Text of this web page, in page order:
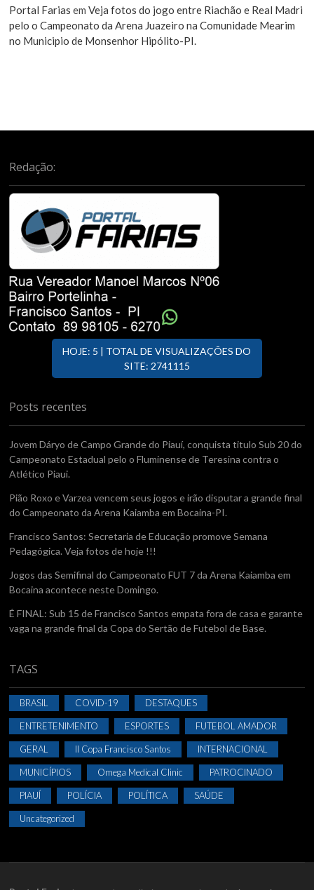
Portal Farias emVeja fotos do jogo entre Riachão e Real Madri
pelo o Campeonato da Arena Juazeiro na Comunidade Mearim
no Municipio de Monsenhor Hipólito-PI.
Redação:
HOJE: 5 | TOTAL DE VISUALIZAÇÕES DO
SITE: 2741115
Posts recentes
Jovem Dáryo de Campo Grande do Piauí, conquista titulo Sub 20 do
Campeonato Estadual pelo o Fluminense de Teresina contra o
Atlético Piaui.
Pião Roxo e Varzea vencem seus jogos e irão disputar a grande final
do Campeonato da Arena Kaiamba em Bocaina-PI.
Francisco Santos: Secretaria de Educação promove Semana
Pedagógica. Veja fotos de hoje !!!
Jogos das Semifinal do Campeonato FUT 7 da Arena Kaiamba em
Bocaina acontece neste Domingo.
É FINAL: Sub 15 de Francisco Santos empata fora de casa e garante
vaga na grande final da Copa do Sertão de Futebol de Base.
TAGS
BRASIL COVID-19 DESTAQUES
ENTRETENIMENTO ESPORTES FUTEBOL AMADOR
GERAL II Copa Francisco Santos INTERNACIONAL
MUNICÍPIOS Omega Medical Clinic PATROCINADO
PIAUÍ POLÍCIA POLÍTICA SAÚDE
Uncategorized